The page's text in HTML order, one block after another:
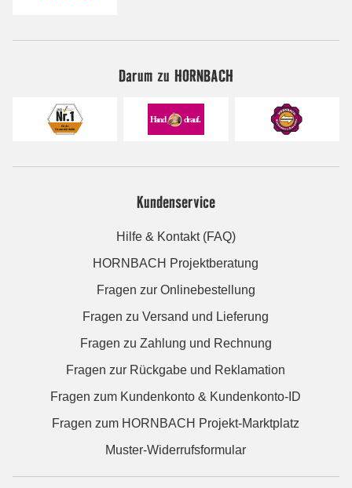
Darum zu HORNBACH
Kundenservice
Hilfe & Kontakt (FAQ)
HORNBACH Projektberatung
Fragen zur Onlinebestellung
Fragen zu Versand und Lieferung
Fragen zu Zahlung und Rechnung
Fragen zur Rückgabe und Reklamation
Fragen zum Kundenkonto & Kundenkonto-ID
Fragen zum HORNBACH Projekt-Marktplatz
Muster-Widerrufsformular